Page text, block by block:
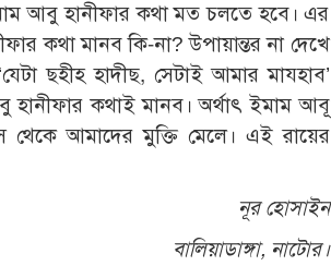
আবু হানীফার কথা মত চলতে হবে। এর
কথা মানব কি-না? উপায়ান্তর না দেখে
ইমাম আবু হানীফা (রহঃ)-এর দ্ব্যার্থহীন বাণী إذا صح الحديث فهو مذهبى ‘যেটা ছহীহ হাদীছ, সেটাই আমার মাযহাব’
হানীফার কথাই মানব। অর্থাৎ ইমাম আবূ
থেকে আমাদের মুক্তি মেলে। এই রায়ের
নূর হোসাইন
বালিয়াডাঙ্গা, নাটোর।